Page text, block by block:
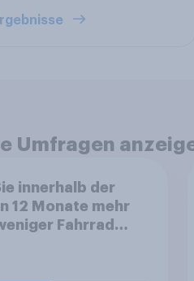
Umfragen
innerhalb der
12 Monate mehr
Fahrrad